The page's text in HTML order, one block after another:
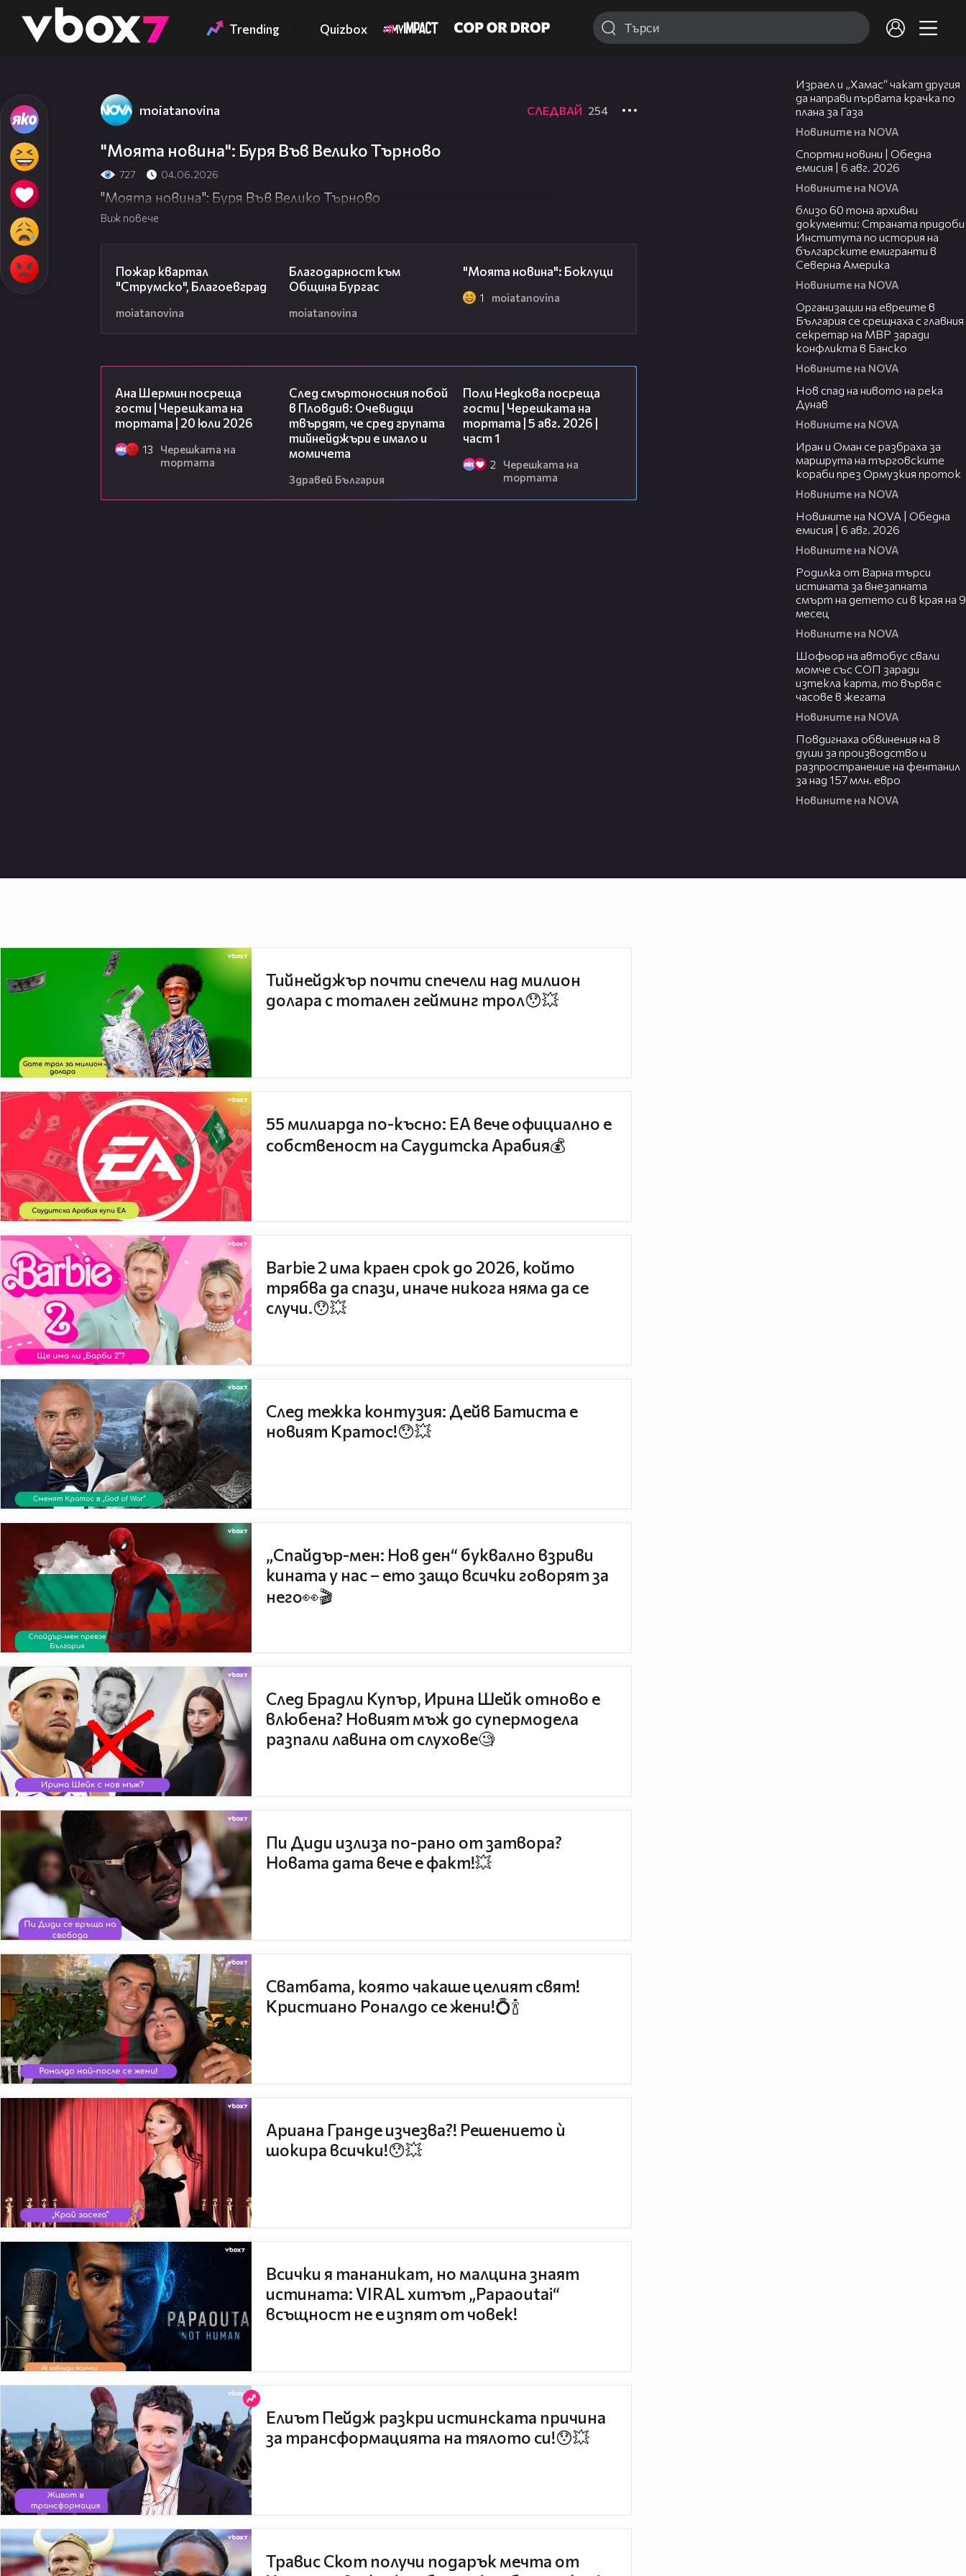
👾 Trending Quizbox
moiatanovina СЛЕДВАЙ 254
"Моята новина": Буря Във Велико Търново
727 04.06.2026
"Моята новина": Буря Във Велико Търново
Виж повече
Пожар квартал
"Струмско", Благоевград
moiatanovina
Благодарност към
Община Бургас
moiatanovina
"Моята новина": Боклуци
1 moiatanovina
Ана Шермин посреща
гости | Черешката на
тортата | 20 юли 2026
13
Черешката на
тортата
След смъртоносния побой
в Пловдив: Очевидци
твърдят, че сред групата
тийнейджъри е имало и
момичета
Здравей България
Поли Недкова посреща
гости | Черешката на
тортата | 5 авг. 2026 |
част 1
2
Черешката на
тортата
Израел и „Хамас“ чакат другия
да направи първата крачка по
плана за Газа
Новините на NOVA
Спортни новини | Обедна
емисия | 6 aвг. 2026
Новините на NOVA
близо 60 тона архивни
документи: Страната придоби
Института по история на
българските емигранти в
Северна Америка
Новините на NOVA
Организации на евреите в
България се срещнаха с главния
секретар на МВР заради
конфликта в Банско
Новините на NOVA
Нов спад на нивото на река
Дунав
Новините на NOVA
Иран и Оман се разбраха за
маршрута на търговските
кораби през Ормузкия проток
Новините на NOVA
Новините на NOVA | Обедна
емисия | 6 авг. 2026
Новините на NOVA
Родилка от Варна търси
истината за внезапната
смърт на детето си в края на 9
месец
Новините на NOVA
Шофьор на автобус свали
момче със СОП заради
изтекла карта, то вървя с
часове в жегата
Новините на NOVA
Повдигнаха обвинения на 8
души за производство и
разпространение на фентанил
за над 157 млн. евро
Новините на NOVA
Тийнейджър почти спечели над милион
долара с тотален гейминг трол😯💥
55 милиарда по-късно: EA вече официално е
собственост на Саудитска Арабия💰
Barbie 2 има краен срок до 2026, който
трябва да спази, иначе никога няма да се
случи.😯💥
След тежка контузия: Дейв Батиста е
новият Кратос!😯💥
„Спайдър-мен: Нов ден“ буквално взриви
кината у нас – ето защо всички говорят за
него👀🎬
След Брадли Купър, Ирина Шейк отново е
влюбена? Новият мъж до супермодела
разпали лавина от слухове🧐
Пи Диди излиза по-рано от затвора?
Новата дата вече е факт!💥
Сватбата, която чакаше целият свят!
Кристиано Роналдо се жени!💍🍾
Ариана Гранде изчезва?! Решението ѝ
шокира всички!😯💥
Всички я тананикат, но малцина знаят
истината: VIRAL хитът „Papaoutai“
всъщност не е изпят от човек!
Елиът Пейдж разкри истинската причина
за трансформацията на тялото си!😯💥
Травис Скот получи подарък мечта от